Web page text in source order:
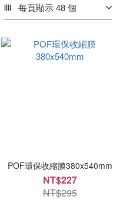
每頁顯示 48 個
POF環保收縮膜380x540mm
NT$227
NT$295